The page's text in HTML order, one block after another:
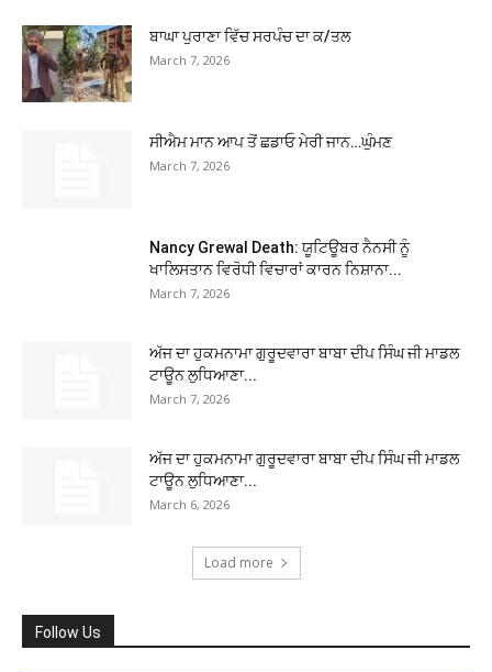
ਬਾਘਾ ਪੁਰਾਣਾ ਵਿੱਚ ਸਰਪੰਚ ਦਾ ਕ/ਤਲ
March 7, 2026
ਸੀਐਮ ਮਾਨ ਆਪ ਤੋਂ ਛਡਾਓ ਮੇਰੀ ਜਾਨ…ਘੁੰਮਣ
March 7, 2026
Nancy Grewal Death: ਯੂਟਿਊਬਰ ਨੈਨਸੀ ਨੂੰ
ਖਾਲਿਸਤਾਨ ਵਿਰੋਧੀ ਵਿਚਾਰਾਂ ਕਾਰਨ ਨਿਸ਼ਾਨਾ...
March 7, 2026
ਅੱਜ ਦਾ ਹੁਕਮਨਾਮਾ ਗੁਰੂਦਵਾਰਾ ਬਾਬਾ ਦੀਪ ਸਿੰਘ ਜੀ ਮਾਡਲ
ਟਾਊਨ ਲੁਧਿਆਣਾ...
March 7, 2026
ਅੱਜ ਦਾ ਹੁਕਮਨਾਮਾ ਗੁਰੂਦਵਾਰਾ ਬਾਬਾ ਦੀਪ ਸਿੰਘ ਜੀ ਮਾਡਲ
ਟਾਊਨ ਲੁਧਿਆਣਾ...
March 6, 2026
Load more
Follow Us